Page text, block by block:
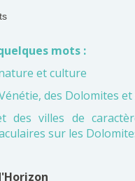
mots :
et culture
des Dolomites
des villes de
sur les